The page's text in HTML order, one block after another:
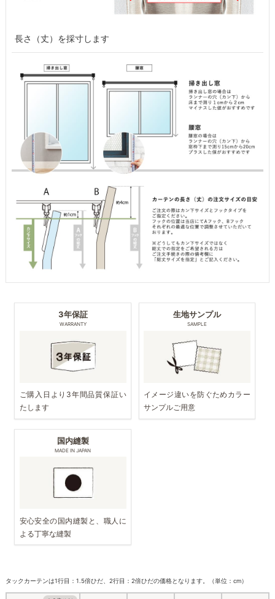
長さ（丈）を採寸します
3年保証
WARRANTY
ご購入日より3年間品質保証い
たします
生地サンプル
SAMPLE
イメージ違いを防ぐためカラー
サンプルご用意
国内縫製
MADE IN JAPAN
安心安全の国内縫製と、職人に
よる丁寧な縫製
タックカーテンは1行目：1.5倍ひだ、2行目：2倍ひだの価格となります。（単位：cm）